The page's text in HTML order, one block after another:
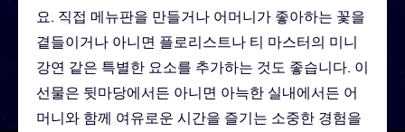
요. 직접 메뉴판을 만들거나 어머니가 좋아하는 꽃을
곁들이거나 아니면 플로리스트나 티 마스터의 미니
강연 같은 특별한 요소를 추가하는 것도 좋습니다. 이
선물은 뒷마당에서든 아니면 아늑한 실내에서든 어
머니와 함께 여유로운 시간을 즐기는 소중한 경험을